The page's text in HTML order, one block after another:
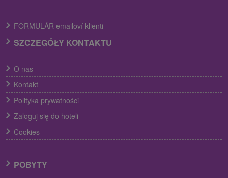
FORMULÁR emailoví klienti
SZCZEGÓŁY KONTAKTU
O nas
Kontakt
Polityka prywatności
Zaloguj się do hoteli
Cookies
POBYTY